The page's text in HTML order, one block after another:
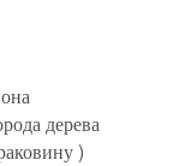
дерева
)